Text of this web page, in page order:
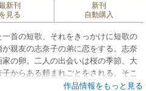
新刊
を見る
新刊
自動購入
首の短歌、それをきっかけに短歌の
親友の志奈子の弟に恋をする。志奈
の卵。二人の出会いは桜の季節、大
からある頼まれごとをされる。そこ
送る日々が始まる。お互い思いを寄せ
作品情報をもっと見る